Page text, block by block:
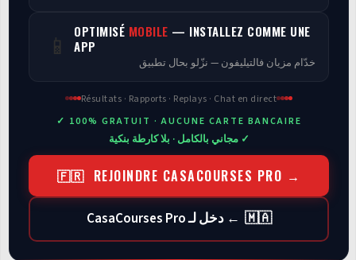
📱 OPTIMISÉ MOBILE — INSTALLEZ COMME UNE
APP
خدّام مزيان فالتيليفون — نزّلو بحال تطبيق
Résultats · Rapports · Replays · Chat en direct
✓ 100% GRATUIT · AUCUNE CARTE BANCAIRE
✓ مجاني بالكامل · بلا كارطة بنكية
🇫🇷 REJOINDRE CASACOURSES PRO →
🇲🇦 ← دخل لـ CasaCourses Pro